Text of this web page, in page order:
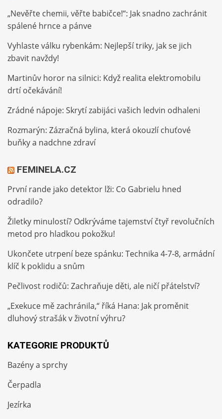
„Nevěřte chemii, věřte babičce!“: Jak snadno zachránit
spálené hrnce a pánve
Vyhlaste válku rybenkám: Nejlepší triky, jak se jich
zbavit navždy!
Martinův horor na silnici: Když realita elektromobilu
drtí očekávání!
Zrádné nápoje: Skrytí zabijáci vašich ledvin odhaleni
Rozmarýn: Zázračná bylina, která okouzlí chuťové
buňky a nadchne zdraví
FEMINELA.CZ
První rande jako detektor lži: Co Gabrielu hned
odradilo?
Žiletky minulostí? Odkrýváme tajemství čtyř revolučních
metod pro hladkou pokožku!
Ukončete utrpení beze spánku: Technika 4-7-8, armádní
klíč k poklidu a snům
Pečlivost rodičů: Zachraňuje děti, ale ničí přátelství?
„Exekuce mě zachránila,“ říká Hana: Jak proměnit
dluhový strašák v životní výhru?
KATEGORIE PRODUKTŮ
Bazény a sprchy
Čerpadla
Jezírka